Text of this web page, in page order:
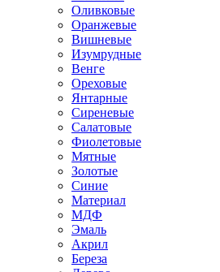
Оливковые
Оранжевые
Вишневые
Изумрудные
Венге
Ореховые
Янтарные
Сиреневые
Салатовые
Фиолетовые
Мятные
Золотые
Синие
Материал
МДФ
Эмаль
Акрил
Береза